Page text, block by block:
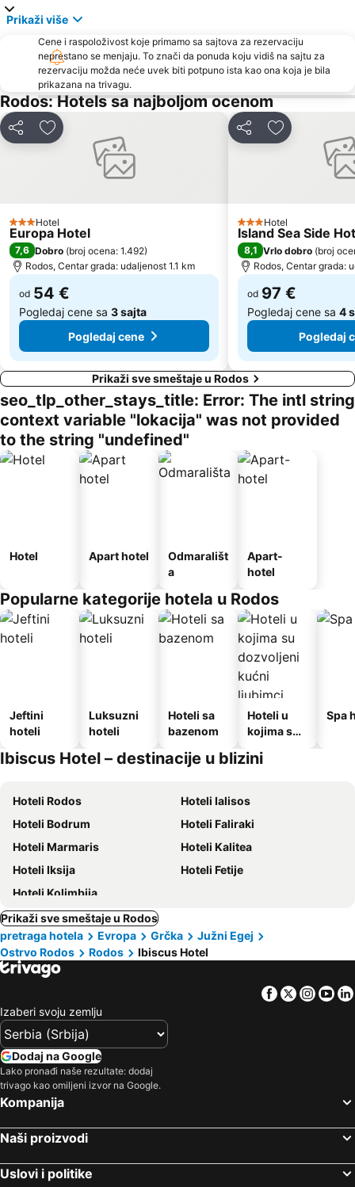
Prikaži više
Cene i raspoloživost koje primamo sa sajtova za rezervaciju
neprestano se menjaju. To znači da ponuda koju vidiš na sajtu za
rezervaciju možda neće uvek biti potpuno ista kao ona koja je bila
prikazana na trivagu.
Rodos: Hotels sa najboljom ocenom
Deli Dodati u favorite
3 Zvezdice
Hotel
Europa Hotel
7,6 Dobro (broj ocena: 1.492)
Rodos, Centar grada: udaljenost 1.1 km
od 54 €
Pogledaj cene sa 3 sajta
Pogledaj cene
Deli Dodati u
3 Zvezdice
Hotel
Island Sea Side
8,1 Vrlo dobro (broj
Rodos, Centar grada:
od 97 €
Pogledaj cene sa 4
Pogledaj
Prikaži sve smeštaje u Rodos
seo_tlp_other_stays_title: Error: The intl string
context variable "lokacija" was not provided
to the string "undefined"
Hotel Apart hotel
Odmarališt
a
Apart-
hotel
Popularne kategorije hotela u Rodos
Jeftini
hoteli
Luksuzni
hoteli
Hoteli sa
bazenom
Hoteli u
kojima su
kućni
Spa
Ibiscus Hotel – destinacije u blizini
Hoteli Rodos
Hoteli Ialisos
Hoteli Bodrum
Hoteli Faliraki
Hoteli Marmaris
Hoteli Kalitea
Hoteli Iksija
Hoteli Fetije
Hoteli Kolimbija
Prikaži sve smeštaje u Rodos
pretraga hotela
Evropa Grčka
Južni Egej
Ostrvo Rodos
Rodos Ibiscus Hotel
Facebook
Twitter
Izaberi svoju zemlju
Dodaj na Google
Lako pronađi naše rezultate: dodaj
trivago kao omiljeni izvor na Google.
Kompanija
Naši proizvodi
Uslovi i politike